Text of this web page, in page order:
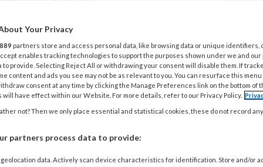
komt tot een
worden
zoals het sluiten van
Het Expertisecentrum
(adjunct-)directeuren over dit
Your Privacy
889 partners store and access personal data, like browsing data or unique identifiers,
enables tracking technologies to support the purposes shown under we and
to provide. Selecting Reject All or withdrawing your consent will disable them. If
content and ads you see may not be as relevant to you. You can resurface this
consent at any time by clicking the Manage Preferences link on the bottom of
will have effect within our Website. For more details, refer to our Privacy Policy.
not? Then we only place essential and statistical cookies, these do not record
partners process data to provide:
data. Actively scan device characteristics for identification. Store and/or